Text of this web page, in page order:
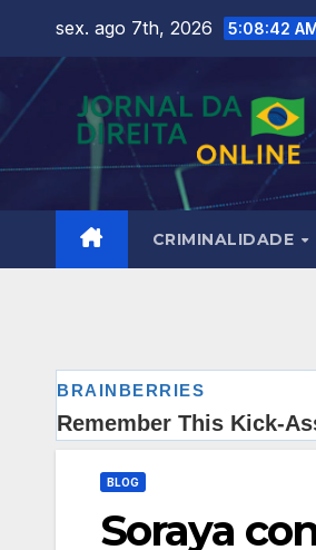
content
sex. ago 7th, 2026 5:08:44
CRIMINALIDADE
BLOG
Soraya